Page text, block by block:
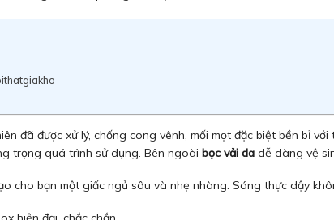
đã được xử lý, chống cong vênh, mối mọt đặc biệt bền bỉ với
trọng quá trình sử dụng. Bên ngoài bọc vải da dễ dàng vệ
cho bạn một giấc ngủ sâu và nhẹ nhàng. Sáng thực dậy